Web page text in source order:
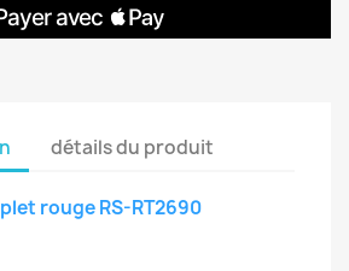
détails du produit
rouge RS-RT2690